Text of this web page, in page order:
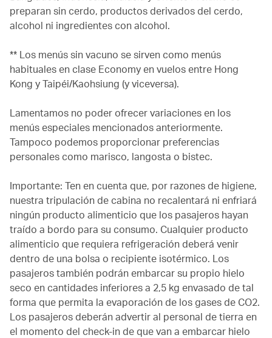
preparan sin cerdo, productos derivados del cerdo,
alcohol ni ingredientes con alcohol.
** Los menús sin vacuno se sirven como menús
habituales en clase Economy en vuelos entre Hong
Kong y Taipéi/Kaohsiung (y viceversa).
Lamentamos no poder ofrecer variaciones en los
menús especiales mencionados anteriormente.
Tampoco podemos proporcionar preferencias
personales como marisco, langosta o bistec.
Importante: Ten en cuenta que, por razones de higiene,
nuestra tripulación de cabina no recalentará ni enfriará
ningún producto alimenticio que los pasajeros hayan
traído a bordo para su consumo. Cualquier producto
alimenticio que requiera refrigeración deberá venir
dentro de una bolsa o recipiente isotérmico. Los
pasajeros también podrán embarcar su propio hielo
seco en cantidades inferiores a 2,5 kg envasado de tal
forma que permita la evaporación de los gases de CO2.
Los pasajeros deberán advertir al personal de tierra en
el momento del check-in de que van a embarcar hielo